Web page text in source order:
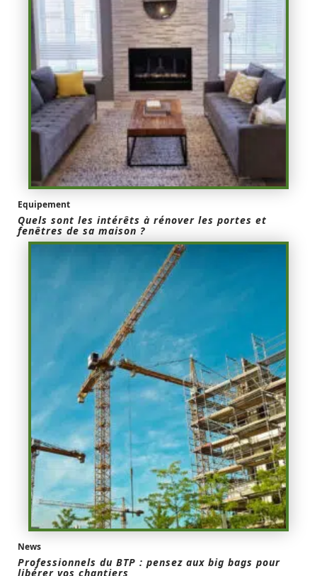
Equipement
Quels sont les intérêts à rénover les portes et
fenêtres de sa maison ?
News
Professionnels du BTP : pensez aux big bags pour
libérer vos chantiers